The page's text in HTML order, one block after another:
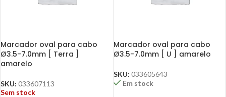
Marcador oval para cabo
Ø3.5-7.0mm [ Terra ]
amarelo
SKU: 033607113
Sem stock
Marcador oval para cabo
Ø3.5-7.0mm [ U ] amarelo
SKU: 033605643
Em stock